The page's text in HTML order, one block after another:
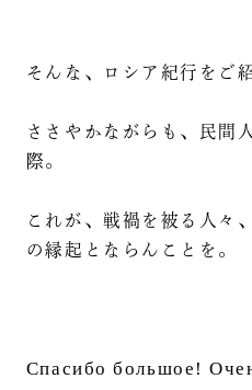
そんな、ロシア紀行をご
ささやかながらも、民間
際。
これが、戦禍を被る人々
の縁起とならんことを。
Спасибо большое!